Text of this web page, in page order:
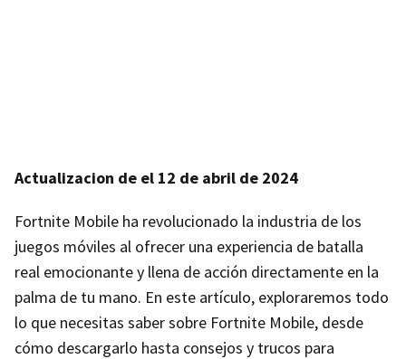
Actualizacion de el 12 de abril de 2024
Fortnite Mobile ha revolucionado la industria de los
juegos móviles al ofrecer una experiencia de batalla
real emocionante y llena de acción directamente en la
palma de tu mano. En este artículo, exploraremos todo
lo que necesitas saber sobre Fortnite Mobile, desde
cómo descargarlo hasta consejos y trucos para